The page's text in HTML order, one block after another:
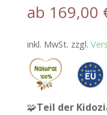
ab 169,00
inkl. MwSt. zzgl.
🧩Teil der